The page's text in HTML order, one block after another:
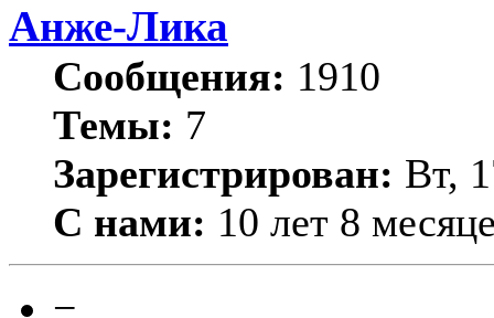
Анже-Лика
Сообщения: 1910
Темы: 7
Зарегистрирован: Вт,
С нами: 10 лет 8
−